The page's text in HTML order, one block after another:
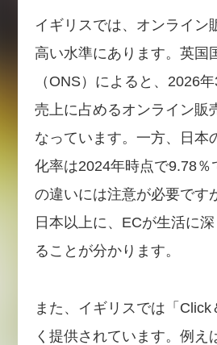
イギリスでは、オンライン
高い水準にあります。英国
（ONS）によると、2026
売上に占めるオンライン販
なっています。一方、日本
化率は2024年時点で9.78％
の違いには注意が必要です
日本以上に、ECが生活に
ることが分かります。
また、イギリスでは「
く提供されています。例え